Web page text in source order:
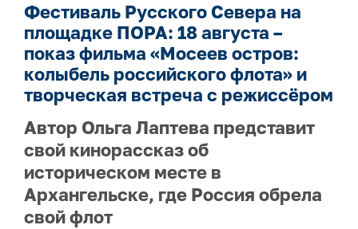
Фестиваль Русского Севера на
площадке ПОРА: 18 августа –
показ фильма «Мосеев остров:
колыбель российского флота» и
творческая встреча с режиссёром
Автор Ольга Лаптева представит
свой кинорассказ об
историческом месте в
Архангельске, где Россия обрела
свой флот